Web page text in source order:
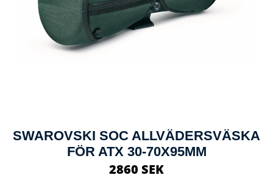
SWAROVSKI SOC ALLVÄDERSVÄSKA
FÖR ATX 30-70X95MM
2860 SEK